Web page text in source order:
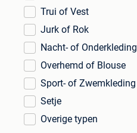
Trui of Vest
Jurk of Rok
Nacht- of Onderkleding
Overhemd of Blouse
Sport- of Zwemkleding
Setje
Overige typen